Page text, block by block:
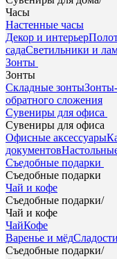
Часы
Настенные часы
Декор и интерьер
садаСветильники и
Зонты
Зонты
Складные зонты
обратного сложения
Сувениры для офиса
Сувениры для офиса
Офисные аксессуары
документов
Съедобные подарки
Съедобные подарки
Чай и кофе
Съедобные подарки/
Чай и кофе
ЧайКофе
Варенье и мёдСладости
Съедобные подарки/